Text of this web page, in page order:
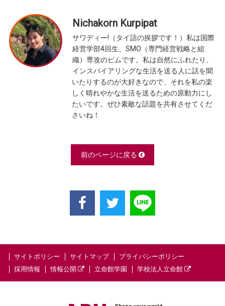
Nichakorn Kurpipat
サワディー!（タイ語の挨拶です！）私は国際
経営学部4回生、SMO（専門経営戦略と組
織）専攻のピムです。私は自然にふれたり、
インスパイアリングな生活を送る人に話を聞
いたりするのが大好きなので、それを私の楽
しく晴れやかな生活を送るための原動力にし
たいです。ぜひ素敵な話題を共有させてくだ
さいね！
前のページに戻る
サイトポリシー サイトマップ
プライバシーポリシー
採用情報
情報公開 立命館学園 学校法人立命館